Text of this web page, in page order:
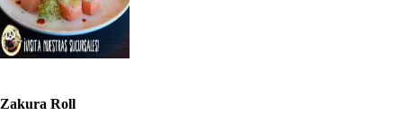
Zakura Roll